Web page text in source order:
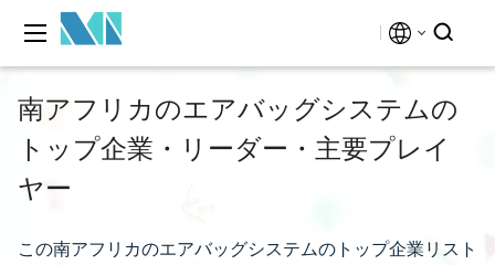
南アフリカのエアバッグシステムの
トップ企業・リーダー・主要プレイ
ヤー
この南アフリカのエアバッグシステムのトップ企業リスト